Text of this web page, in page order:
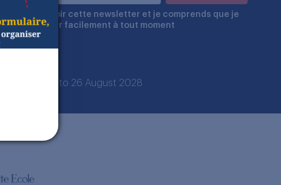
de recevoir cette newsletter et je comprends que je
désabonner facilement à tout moment
2026 to 26 August 2028